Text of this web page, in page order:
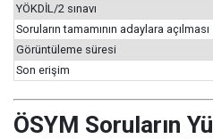
YÖKDİL/2 sınavı
Soruların tamamının adaylara açılması
Görüntüleme süresi
Son erişim
ÖSYM Soruların